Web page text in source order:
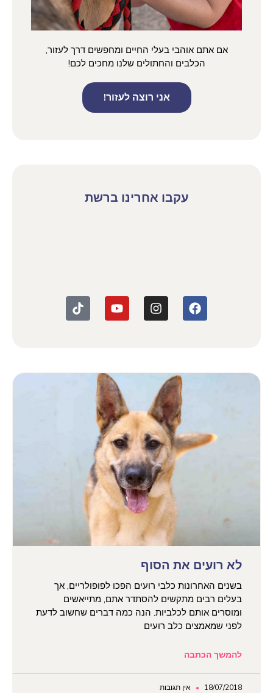
אם אתם אוהבי בעלי החיים ומחפשים דרך לעזור,
הכלבים והחתולים שלנו מחכים לכם!
אני רוצה לעזור!
עקבו אחרינו ברשת
לא רועים את הסוף
בשנים האחרונות כלבי רועים הפכו לפופולריים, אך
בעלים רבים מתקשים להסתדר אתם, מתייאשים
ומוסרים אותם לכלביות. הנה כמה דברים שחשוב לדעת
לפני שמאמצים כלב רועים
להמשך הכתבה
18/07/2018 אין תגובות